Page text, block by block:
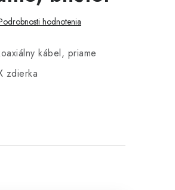
hodnotenia
kábel, priame
zdierka